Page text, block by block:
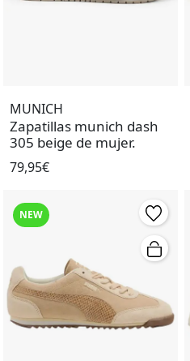
MUNICH
Zapatillas munich dash
305 beige de mujer.
79,95€
NEW